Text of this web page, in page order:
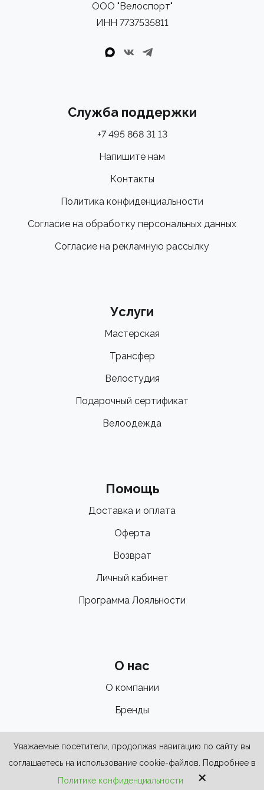
ООО "Велоспорт"
ИНН 7737535811
Служба поддержки
+7 495 868 31 13
Напишите нам
Контакты
Политика конфиденциальности
Согласие на обработку персональных данных
Согласие на рекламную рассылку
Услуги
Мастерская
Трансфер
Велостудия
Подарочный сертификат
Велоодежда
Помощь
Доставка и оплата
Оферта
Возврат
Личный кабинет
Программа Лояльности
О нас
О компании
Бренды
Уважаемые посетители, продолжая навигацию по сайту вы
соглашаетесь на использование cookie-файлов. Подробнее в
Политике конфиденциальности
×